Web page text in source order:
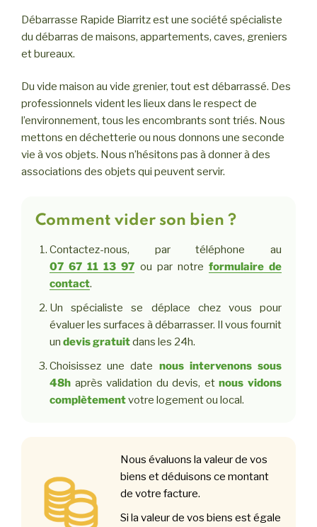
Débarrasse Rapide Biarritz est une société spécialiste
du débarras de maisons, appartements, caves, greniers
et bureaux.
Du vide maison au vide grenier, tout est débarrassé. Des
professionnels vident les lieux dans le respect de
l’environnement, tous les encombrants sont triés. Nous
mettons en déchetterie ou nous donnons une seconde
vie à vos objets. Nous n’hésitons pas à donner à des
associations des objets qui peuvent servir.
Comment vider son bien ?
Contactez-nous, par téléphone au
07 67 11 13 97 ou par notre formulaire de
contact.
Un spécialiste se déplace chez vous pour
évaluer les surfaces à débarrasser. Il vous fournit
un devis gratuitdans les 24h.
Choisissez une date nous intervenons sous
48h après validation du devis, etnous vidons
complètementvotre logement ou local.
Nous évaluons la valeur de vos
biens et déduisons ce montant
de votre facture.
Si la valeur de vos biens est égale